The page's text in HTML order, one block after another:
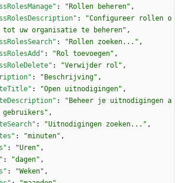
: "Rollen beheren" ,
:
"Configureer rollen o
tot uw organisatie te beheren" ,
: "Rollen zoeken..." ,
: "Rol toevoegen" ,
: "Verwijder rol" ,
: "Beschrijving" ,
: "Open uitnodigingen" ,
:
"Beheer je uitnodigingen a
gebruikers" ,
: "Uitnodigingen zoeken..." ,
: "minuten" ,
: "Uren" ,
: "dagen" ,
: "Weken" ,